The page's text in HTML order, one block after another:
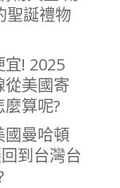
聖誕禮物
! 2025
從美國寄
算呢?
國曼哈頓
到台灣台